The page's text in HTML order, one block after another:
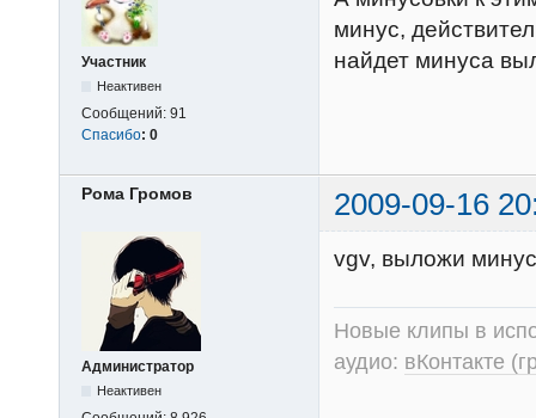
Участник
Неактивен
Сообщений: 91
Спасибо: 0
минус,
найдет минуса
Рома Громов 2009-09-16
Администратор
Неактивен
vgv, выложи
Новые клипы в
аудио: вКонтакте